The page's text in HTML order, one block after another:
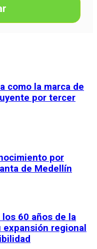
como la marca de
por tercer
por
de Medellín
60 años de la
regional